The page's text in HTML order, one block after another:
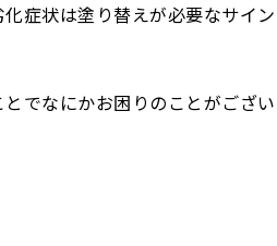
症状は塗り替えが必要なサイン
でなにかお困りのことがござい